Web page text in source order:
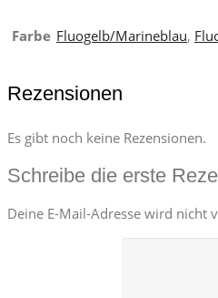
Farbe Fluogelb/Marineblau,
Rezensionen
Es gibt noch keine Rezensionen.
Schreibe die erste
Deine E-Mail-Adresse wird nicht